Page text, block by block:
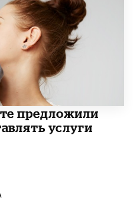
предложили
услуги